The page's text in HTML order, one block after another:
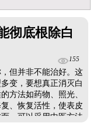
彻底根除白
155
但并非不能治好。这
变，要想真正消灭白
方法如药物、照光、
、恢复活性，使表皮
，可以采用中医方法